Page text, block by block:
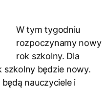
W tym tygodniu
rozpoczynamy nowy
rok szkolny. Dla
szkolny będzie nowy.
nauczyciele i